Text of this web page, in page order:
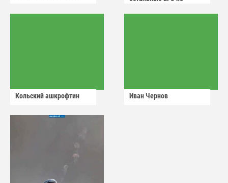
Кольский ашкрофтин Иван Чернов